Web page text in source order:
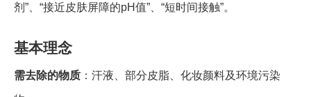
剂”、“接近皮肤屏障的pH值”、“短时间接触”。
基本理念
需去除的物质 ：汗液、部分皮脂、化妆颜料及环境污染